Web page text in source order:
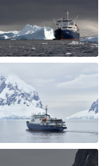
ganz besonderes
Plancius und das
daß wir viel
und eine